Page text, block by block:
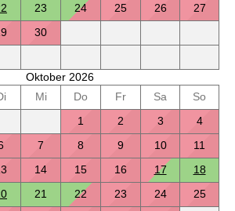
23 24 25 26
27
30
Oktober 2026
Mi Do Fr Sa
So
1 2 3
4
7 8 9 10
11
14 15 16 17
18
21 22 23 24
25